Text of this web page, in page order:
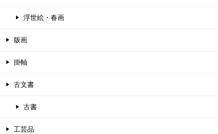
浮世絵・春画
版画
掛軸
古文書
古書
工芸品